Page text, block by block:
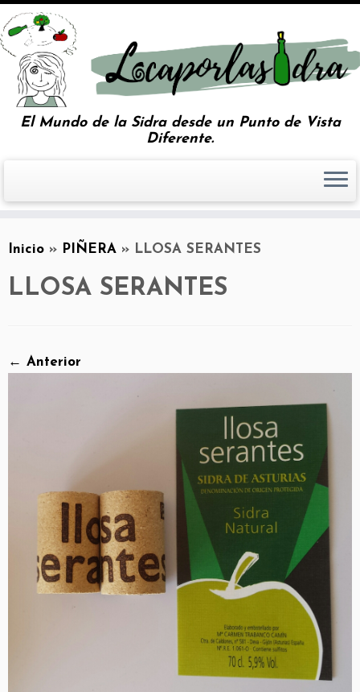
El Mundo de la Sidra desde un Punto de Vista
Diferente.
Inicio » PIÑERA » LLOSA SERANTES
LLOSA SERANTES
← Anterior